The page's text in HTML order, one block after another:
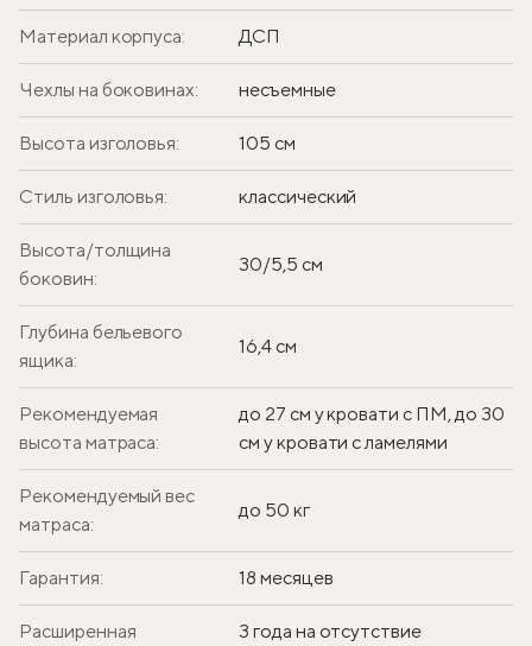
Материал корпуса: ДСП
Чехлы на боковинах: несъемные
Высота изголовья: 105 см
Стиль изголовья: классический
Высота/толщина
боковин:
30/5,5 см
Глубина бельевого
ящика:
16,4 см
Рекомендуемая
высота матраса:
до 27 см у кровати с ПМ, до 30
см у кровати с ламелями
Рекомендуемый вес
матраса:
до 50 кг
Гарантия: 18 месяцев
Расширенная
3 года на отсутствие